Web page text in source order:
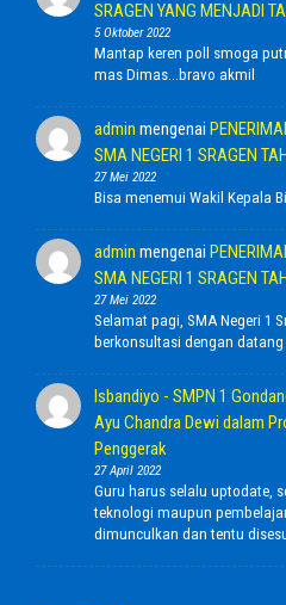
SRAGEN YANG MENJADI
5 Oktober 2022
Mantap keren poll smoga
mas Dimas...bravo akmil
admin mengenai
SMA NEGERI 1 SRAGEN
27 Mei 2022
Bisa menemui Wakil Kepala
admin mengenai
SMA NEGERI 1 SRAGEN
27 Mei 2022
Selamat pagi, SMA Negeri 1
berkonsultasi dengan datang
Isbandiyo - SMPN 1
Ayu Chandra Dewi dalam
Penggerak
27 April 2022
Guru harus selalu uptodate,
teknologi maupun
dimunculkan dan tentu